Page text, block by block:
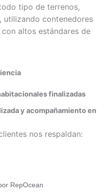
tipo de terrenos,
utilizando contenedores
altos estándares de
finalizadas
y acompañamiento en
nos respaldan:
RepOcean